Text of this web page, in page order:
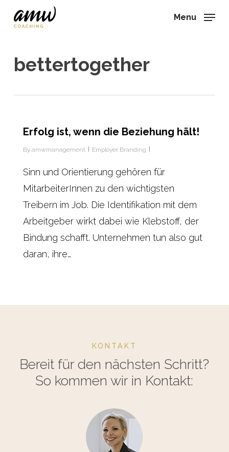
content
Menu
bettertogether
Erfolg ist, wenn die Beziehung hält!
By amwmanagement Employer Branding
Sinn und Orientierung gehören für
MitarbeiterInnen zu den wichtigsten
Treibern im Job. Die Identifikation mit dem
Arbeitgeber wirkt dabei wie Klebstoff, der
Bindung schafft. Unternehmen tun also gut
daran, ihre…
KONTAKT
Bereit für den nächsten Schritt?
So kommen wir in Kontakt: